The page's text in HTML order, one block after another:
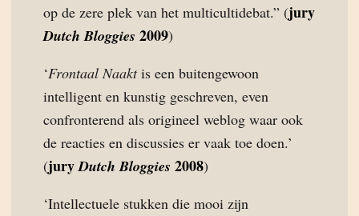
op de zere plek van het multicultidebat.” (jury
Dutch Bloggies 2009)
‘Frontaal Naaktis een buitengewoon
intelligent en kunstig geschreven, even
confronterend als origineel weblog waar ook
de reacties en discussies er vaak toe doen.’
(juryDutch Bloggies 2008)
‘Intellectuele stukken die mooi zijn